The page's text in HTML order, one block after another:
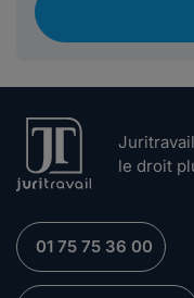
le droit
01 75 75 36 00